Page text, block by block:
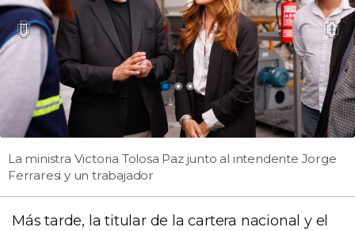
La ministra Victoria Tolosa Paz junto al intendente Jorge
Ferraresi y un trabajador
Más tarde, la titular de la cartera nacional y el